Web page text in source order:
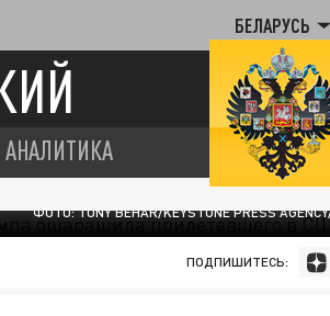
БЕЛАРУСЬ
АНАЛИТИКА
ФОТО: TONY BEHAR/KEYSTONE PRESS
ПОДПИШИТЕСЬ: